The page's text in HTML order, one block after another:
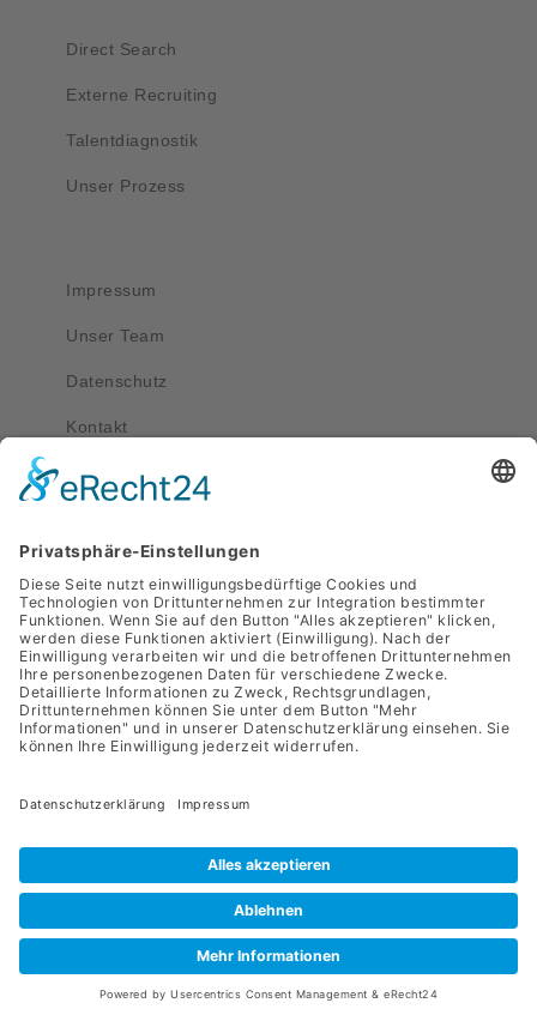
Direct Search
Externe Recruiting
Talentdiagnostik
Unser Prozess
Impressum
Unser Team
Datenschutz
Kontakt
Kontakt
0351 4189 3330
Adresse
Werdauer Str. 1-3
01069 Dresden
Apriva 2026